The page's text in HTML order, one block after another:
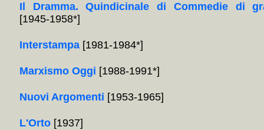
Il Dramma. Quindicinale di Commedie di
[1945-1958*]
Interstampa [1981-1984*]
Marxismo Oggi [1988-1991*]
Nuovi Argomenti [1953-1965]
L'Orto [1937]